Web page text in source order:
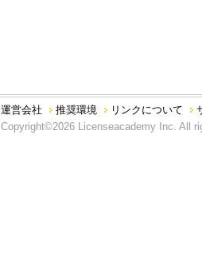
運営会社 推奨環境 リンクについて
Copyright©2026 Licenseacademy Inc. All